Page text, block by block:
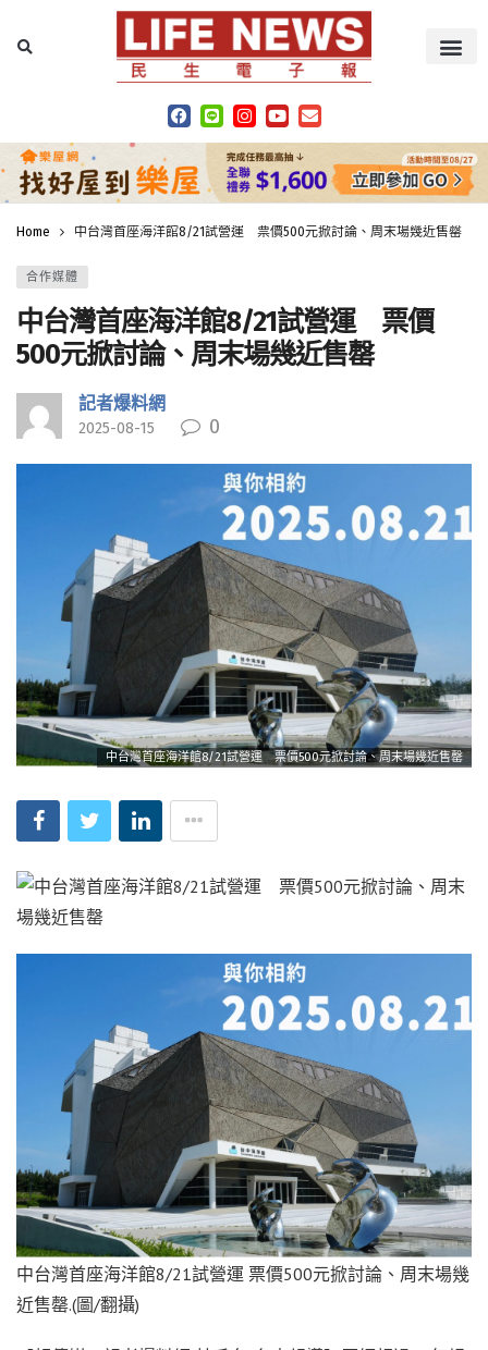
Home 中台灣首座海洋館8/21試營運 票價500元掀討論、周末場幾近售罄
合作媒體
中台灣首座海洋館8/21試營運 票價
500元掀討論、周末場幾近售罄
記者爆料網
2025-08-15 0
中台灣首座海洋館8/21試營運 票價500元掀討論、周末場幾近售罄
中台灣首座海洋館8/21試營運 票價500元掀討論、周末場幾
近售罄.(圖/翻攝)